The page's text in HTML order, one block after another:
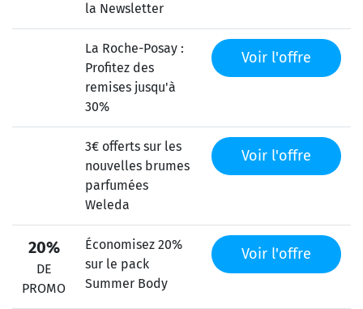
la Newsletter
La Roche-Posay :
Profitez des
remises jusqu'à
30%
Voir l'offre
3€ offerts sur les
nouvelles brumes
parfumées
Weleda
Voir l'offre
20%
DE
PROMO
Économisez 20%
sur le pack
Summer Body
Voir l'offre